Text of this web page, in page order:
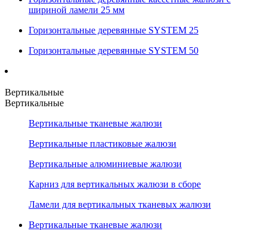
шириной ламели 25 мм
Горизонтальные деревянные SYSTEM 25
Горизонтальные деревянные SYSTEM 50
Вертикальные
Вертикальные
Вертикальные тканевые жалюзи
Вертикальные пластиковые жалюзи
Вертикальные алюминиевые жалюзи
Карниз для вертикальных жалюзи в сборе
Ламели для вертикальных тканевых жалюзи
Вертикальные тканевые жалюзи